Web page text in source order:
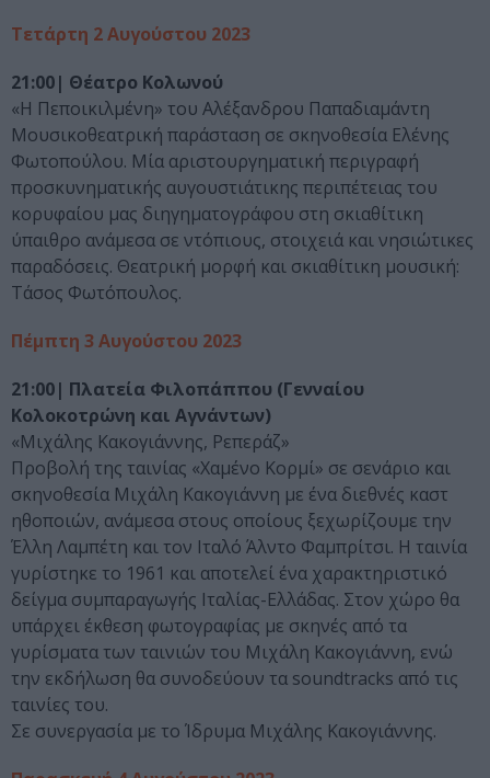
Τετάρτη 2 Αυγούστου 2023
21:00| Θέατρο Κολωνού
«Η Πεποικιλμένη» του Αλέξανδρου Παπαδιαμάντη
Μουσικοθεατρική παράσταση σε σκηνοθεσία Ελένης
Φωτοπούλου. Μία αριστουργηματική περιγραφή
προσκυνηματικής αυγουστιάτικης περιπέτειας του
κορυφαίου μας διηγηματογράφου στη σκιαθίτικη
ύπαιθρο ανάμεσα σε ντόπιους, στοιχειά και νησιώτικες
παραδόσεις. Θεατρική μορφή και σκιαθίτικη μουσική:
Τάσος Φωτόπουλος.
Πέμπτη 3 Αυγούστου 2023
21:00| Πλατεία Φιλοπάππου (Γενναίου
Κολοκοτρώνη και Αγνάντων)
«Μιχάλης Κακογιάννης, Ρεπεράζ»
Προβολή της ταινίας «Χαμένο Κορμί» σε σενάριο και
σκηνοθεσία Μιχάλη Κακογιάννη με ένα διεθνές καστ
ηθοποιών, ανάμεσα στους οποίους ξεχωρίζουμε την
Έλλη Λαμπέτη και τον Ιταλό Άλντο Φαμπρίτσι. Η ταινία
γυρίστηκε το 1961 και αποτελεί ένα χαρακτηριστικό
δείγμα συμπαραγωγής Ιταλίας-Ελλάδας. Στον χώρο θα
υπάρχει έκθεση φωτογραφίας με σκηνές από τα
γυρίσματα των ταινιών του Μιχάλη Κακογιάννη, ενώ
την εκδήλωση θα συνοδεύουν τα soundtracks από τις
ταινίες του.
Σε συνεργασία με το Ίδρυμα Μιχάλης Κακογιάννης.